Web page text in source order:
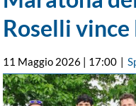
Roselli
11 Maggio 2026 | 17:00 |
Ingrandisci
immagine